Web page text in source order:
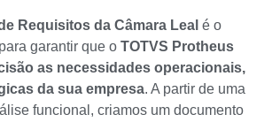
Requisitos da Câmara Leal é o
garantir que o TOTVS Protheus
as necessidades operacionais,
da sua empresa. A partir de uma
funcional, criamos um documento